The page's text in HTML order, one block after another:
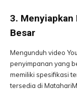
3. Menyiapkan
Besar
Mengunduh video
penyimpanan yang
memiliki spesifikasi
tersedia di